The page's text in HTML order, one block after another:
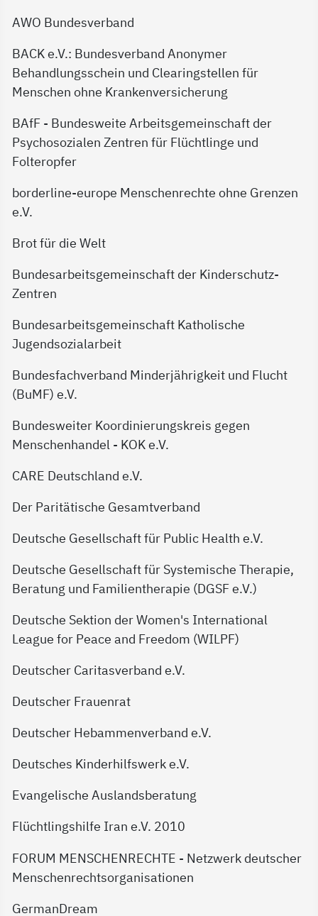
AWO Bundesverband
BACK e.V.: Bundesverband Anonymer
Behandlungsschein und Clearingstellen für
Menschen ohne Krankenversicherung
BAfF - Bundesweite Arbeitsgemeinschaft der
Psychosozialen Zentren für Flüchtlinge und
Folteropfer
borderline-europe Menschenrechte ohne Grenzen
e.V.
Brot für die Welt
Bundesarbeitsgemeinschaft der Kinderschutz-
Zentren
Bundesarbeitsgemeinschaft Katholische
Jugendsozialarbeit
Bundesfachverband Minderjährigkeit und Flucht
(BuMF) e.V.
Bundesweiter Koordinierungskreis gegen
Menschenhandel - KOK e.V.
CARE Deutschland e.V.
Der Paritätische Gesamtverband
Deutsche Gesellschaft für Public Health e.V.
Deutsche Gesellschaft für Systemische Therapie,
Beratung und Familientherapie (DGSF e.V.)
Deutsche Sektion der Women's International
League for Peace and Freedom (WILPF)
Deutscher Caritasverband e.V.
Deutscher Frauenrat
Deutscher Hebammenverband e.V.
Deutsches Kinderhilfswerk e.V.
Evangelische Auslandsberatung
Flüchtlingshilfe Iran e.V. 2010
FORUM MENSCHENRECHTE - Netzwerk deutscher
Menschenrechtsorganisationen
GermanDream